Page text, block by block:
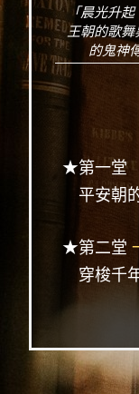
「晨光升起
王朝的歌舞
的鬼神
★第一堂
平安朝
★第二堂
穿梭千